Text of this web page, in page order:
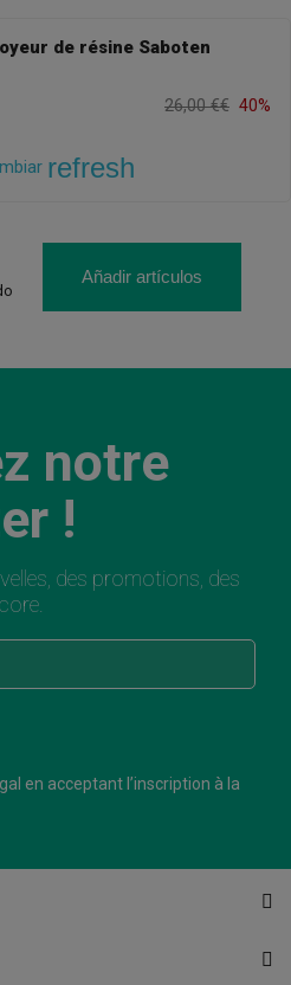
de résine Saboten
26,00 €€ 40%
refresh
Añadir artículos
notre
!
des promotions, des
en acceptant l’inscription à la